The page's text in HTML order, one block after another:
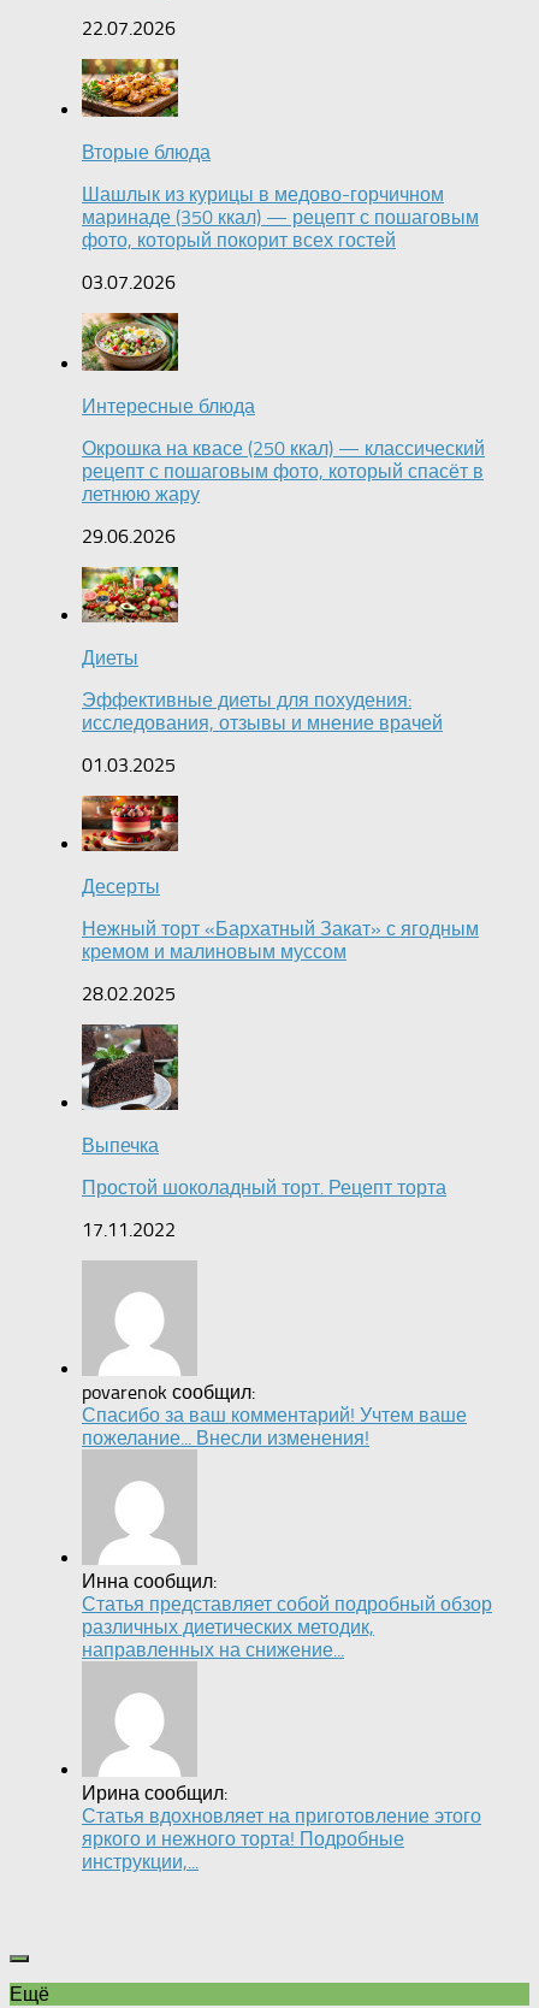
22.07.2026
Вторые блюда
Шашлык из курицы в медово-горчичном
маринаде (350 ккал) — рецепт с пошаговым
фото, который покорит всех гостей
03.07.2026
Интересные блюда
Окрошка на квасе (250 ккал) — классический
рецепт с пошаговым фото, который спасёт в
летнюю жару
29.06.2026
Диеты
Эффективные диеты для похудения:
исследования, отзывы и мнение врачей
01.03.2025
Десерты
Нежный торт «Бархатный Закат» с ягодным
кремом и малиновым муссом
28.02.2025
Выпечка
Простой шоколадный торт. Рецепт торта
17.11.2022
povarenok сообщил:
Спасибо за ваш комментарий! Учтем ваше
пожелание... Внесли изменения!
Инна сообщил:
Статья представляет собой подробный обзор
различных диетических методик,
направленных на снижение...
Ирина сообщил:
Статья вдохновляет на приготовление этого
яркого и нежного торта! Подробные
инструкции,...
Ещё